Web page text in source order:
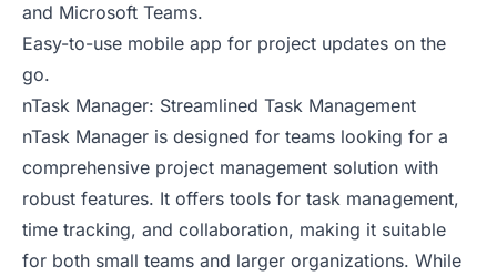
and Microsoft Teams.
Easy-to-use mobile app for project updates on the
go.
nTask Manager: Streamlined Task Management
nTask Manager is designed for teams looking for a
comprehensive project management solution with
robust features. It offers tools for task management,
time tracking, and collaboration, making it suitable
for both small teams and larger organizations. While